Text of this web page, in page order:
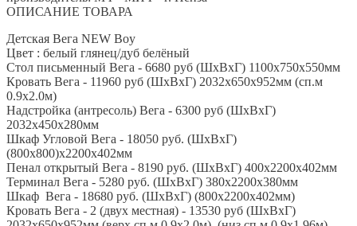
ОПИСАНИЕ ТОВАРА
Детская Вега NEW Boy
Цвет : белый глянец/дуб белёный
Стол письменный Вега - 6680 руб (ШхВхГ) 1100х750х550мм
Кровать Вега - 11960 руб (ШхВхГ) 2032х650х952мм (сп.м
0.9х2.0м)
Надстройка (антресоль) Вега - 6300 руб (ШхВхГ)
2032х450х280мм
Шкаф Угловой Вега - 18050 руб. (ШхВхГ)
(800х800)х2200х402мм
Пенал открытый Вега - 8190 руб. (ШхВхГ) 400х2200х402мм
Терминал Вега - 5280 руб. (ШхВхГ) 380х2200х380мм
Шкаф Вега - 18680 руб. (ШхВхГ) (800х2200х402мм)
Кровать Вега - 2 (двух местная) - 13530 руб (ШхВхГ)